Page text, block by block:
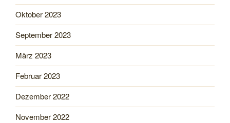
Oktober 2023
September 2023
März 2023
Februar 2023
Dezember 2022
November 2022